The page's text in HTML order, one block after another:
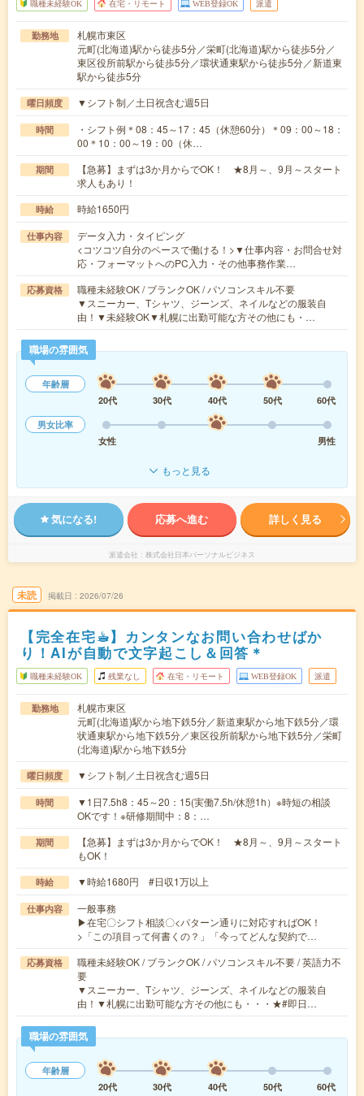
職種未経験OK 在宅・リモート WEB登録OK 派遣
勤務地
札幌市東区
元町(北海道)駅から徒歩5分／栄町(北海道)駅から徒歩5分／
東区役所前駅から徒歩5分／環状通東駅から徒歩5分／新道東
駅から徒歩5分
曜日頻度 ▼シフト制／土日祝含む週5日
時間
・シフト例＊08：45～17：45（休憩60分）＊09：00～18：
00＊10：00～19：00（休…
期間
【急募】まずは3か月からでOK！ ★8月～、9月～スタート
求人もあり！
時給 時給1650円
仕事内容
データ入力・タイピング
<コツコツ自分のペースで働ける！>▼仕事内容・お問合せ対
応・フォーマットへのPC入力・その他事務作業…
応募資格
職種未経験OK / ブランクOK / パソコンスキル不要
▼スニーカー、Tシャツ、ジーンズ、ネイルなどの服装自
由！▼未経験OK▼札幌に出勤可能な方その他にも・…
職場の雰囲気
年齢層
20代
30代 40代 50代
60代
男女比率
女性
男性
もっと見る
気になる! 応募へ進む 詳しく見る
派遣会社 株式会社日本パーソナルビジネス
未読 掲載日 2026/07/26
【完全在宅☕︎】カンタンなお問い合わせばか
り！AIが自動で文字起こし＆回答＊
職種未経験OK 残業なし 在宅・リモート WEB登録OK 派遣
勤務地
札幌市東区
元町(北海道)駅から地下鉄5分／新道東駅から地下鉄5分／環
状通東駅から地下鉄5分／東区役所前駅から地下鉄5分／栄町
(北海道)駅から地下鉄5分
曜日頻度 ▼シフト制／土日祝含む週5日
時間
▼1日7.5h8：45～20：15(実働7.5h/休憩1h）※時短の相談
OKです！※研修期間中：8：…
期間
【急募】まずは3か月からでOK！ ★8月～、9月～スタート
もOK！
時給 ▼時給1680円 #日収1万以上
仕事内容
一般事務
▶在宅〇シフト相談〇<パターン通りに対応すればOK！
>「この項目って何書くの？」「今ってどんな契約で…
応募資格
職種未経験OK / ブランクOK / パソコンスキル不要 / 英語力不
要
▼スニーカー、Tシャツ、ジーンズ、ネイルなどの服装自
由！▼札幌に出勤可能な方その他にも・・・★#即日…
職場の雰囲気
年齢層
20代
30代 40代 50代
60代